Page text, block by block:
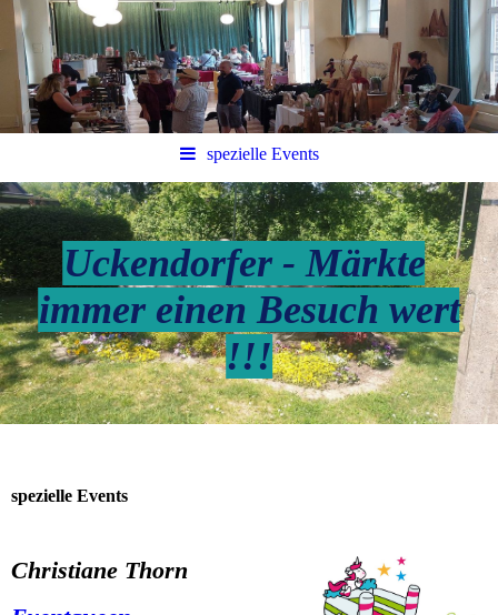
spezielle Events
Uckendorfer - Märkte
immer einen Besuch wert
!!!
spezielle Events
Christiane Thorn